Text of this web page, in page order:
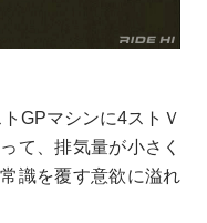
GPマシンに4ストＶ
て、排気量が小さく
識を覆す意欲に溢れ